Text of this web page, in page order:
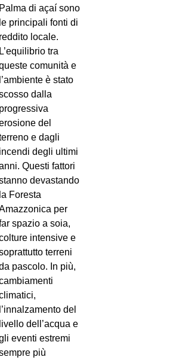
Palma di açaí sono
le principali fonti di
reddito locale.
L’equilibrio tra
comunità e
l’ambiente è stato
dalla
progressiva
del
e dagli
incendi degli ultimi
Questi fattori
devastando
la Foresta
per
spazio a soia,
intensive e
terreni
pascolo. In più,
l’innalzamento del
livello dell’acqua e
eventi estremi
più